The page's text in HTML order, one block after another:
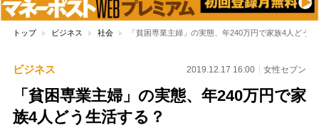
トップ ビジネス 社会 「貧困専業主婦」の実態、年240万円で家族4人どう
ビジネス 2019.12.17 16:00 女性セブン
「貧困専業主婦」の実態、年240万円で家
族4人どう生活する？